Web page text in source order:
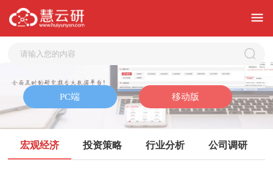
宏观经济 投资策略 行业分析 公司调研